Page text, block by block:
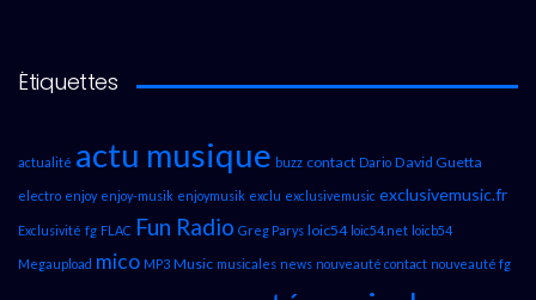
Étiquettes
actualité actu musique buzz contact Dario David Guetta
electro enjoy enjoy-musik enjoymusik exclu exclusivemusic exclusivemusic.fr
Exclusivité fg FLAC Fun Radio Greg Parys loic54 loic54.net loicb54
Megaupload mico MP3 Music musicales news nouveauté contact nouveauté fg